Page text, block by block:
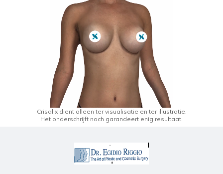
Crisalix dient alleen ter visualisatie en ter illustratie.
Het onderschrijft noch garandeert enig resultaat.